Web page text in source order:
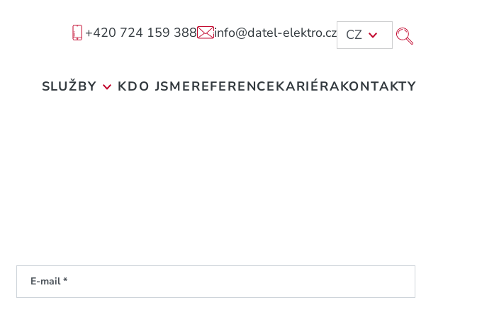
+420 724 159 388 info@datel-elektro.cz CZ
SLUŽBY KDO JSMEREFERENCEKARIÉRAKONTAKTY
E-mail *